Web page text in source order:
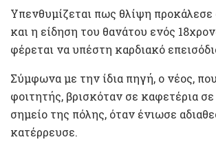
Υπενθυμίζεται πως θλίψη
και η είδηση του θανάτου ενός
φέρεται να υπέστη καρδιακό
Σύμφωνα με την ίδια πηγή, ο νέος,
φοιτητής, βρισκόταν σε καφετέρια
σημείο της πόλης, όταν ένιωσε
κατέρρευσε.